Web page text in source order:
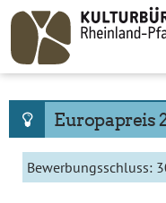
Skip
content
Europapreis
Bewerbungsschluss: